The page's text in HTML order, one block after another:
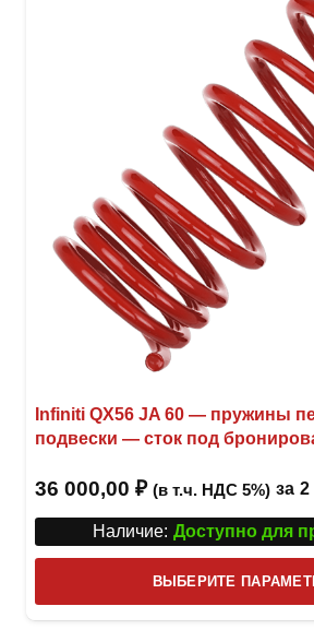
Infiniti QX56 JA 60 — пружины
подвески — сток под
36 000,00 ₽ (в т.ч. НДС 5%) за 2
Наличие: Доступно для
ВЫБЕРИТЕ